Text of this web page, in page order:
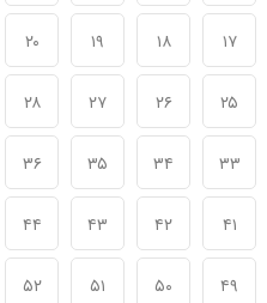
۱۷ ۱۸ ۱۹ ۲۰
۲۵ ۲۶ ۲۷ ۲۸
۳۳ ۳۴ ۳۵ ۳۶
۴۱ ۴۲ ۴۳ ۴۴
۴۹ ۵۰ ۵۱ ۵۲